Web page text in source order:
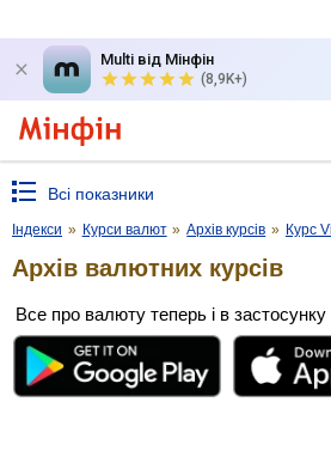
Multi від Мінфін
(8,9K+)
Всі показники
Індекси » Курси валют » Архів курсів » Курс
Архів валютних курсів
Все про валюту теперь і в застосунку